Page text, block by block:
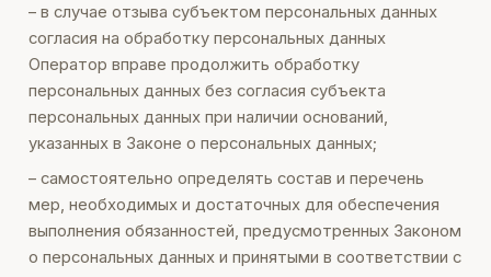
– в случае отзыва субъектом персональных данных
согласия на обработку персональных данных
Оператор вправе продолжить обработку
персональных данных без согласия субъекта
персональных данных при наличии оснований,
указанных в Законе о персональных данных;
– самостоятельно определять состав и перечень
мер, необходимых и достаточных для обеспечения
выполнения обязанностей, предусмотренных Законом
о персональных данных и принятыми в соответствии с